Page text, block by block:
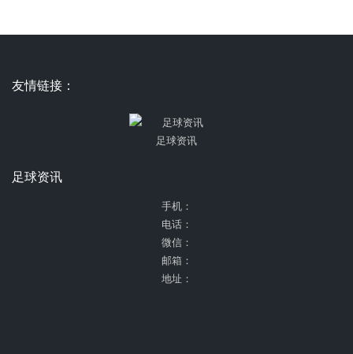
友情链接：
足球资讯
足球资讯
手机：
电话：
微信：
邮箱：
地址：